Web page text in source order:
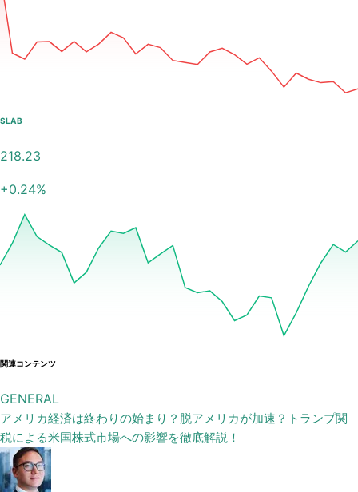
SLAB
218.23
+0.24%
関連コンテンツ
GENERAL
アメリカ経済は終わりの始まり？脱アメリカが加速？トランプ関
税による米国株式市場への影響を徹底解説！